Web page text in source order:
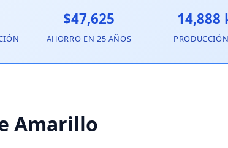
$47,625
AHORRO EN 25 AÑOS
14,888
Amarillo